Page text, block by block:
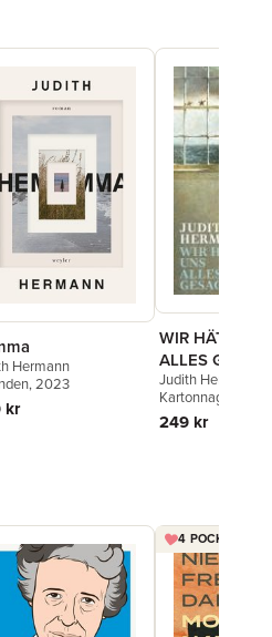
Hermann
, 2023
kr
WIR HÄTTEN
ALLES
Judith Hermann
Kartonnage
249 kr
4 POCKET FÖR